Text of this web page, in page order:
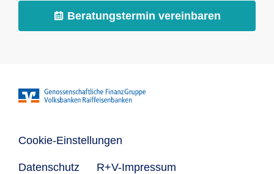
Beratungstermin vereinbaren
Cookie-Einstellungen
Datenschutz R+V-Impressum